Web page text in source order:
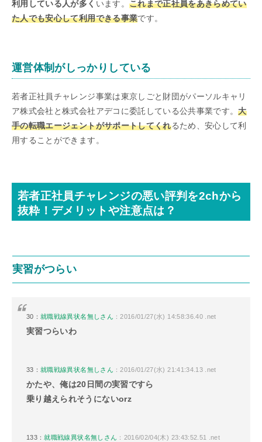
利用している人が多く います。 これまで正社員をあきらめてい
た人でも安心して利用できる事業です。
運営体制がしっかりしている
若者正社員チャレンジ事業は東京しごと財団がパーソルキャリ
ア株式会社と株式会社アデコに委託している公共事業です。大
手の転職エージェントがサポートしてくれるため、安心して利
用することができます。
若者正社員チャレンジの悪い評判を2chから
抜粋！デメリットや注意点は？
実習がつらい
30：就職戦線異状名無しさん ：2016/01/27(水) 14:58:36.40 .net
実習つらいわ
33：就職戦線異状名無しさん ：2016/01/27(水) 21:41:34.13 .net
かたや、俺は20日間の実習ですら
乗り越えられそうにないorz
133：就職戦線異状名無しさん ：2016/02/04(木) 23:43:52.51 .net